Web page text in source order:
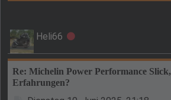
Heli66 Offline
Re: Michelin Power Performance Slick,
Erfahrungen?